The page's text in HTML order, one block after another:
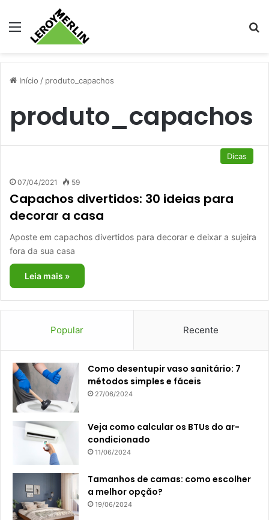
Menu
Início / produto_capachos
produto_capachos
Dicas
07/04/2021 59
Capachos divertidos: 30 ideias para
decorar a casa
Aposte em capachos divertidos para decorar e deixar a sujeira
fora da sua casa
Leia mais »
Popular Recente
Como desentupir vaso sanitário: 7
métodos simples e fáceis
27/06/2024
Veja como calcular os BTUs do ar-
condicionado
11/06/2024
Tamanhos de camas: como escolher
a melhor opção?
19/06/2024